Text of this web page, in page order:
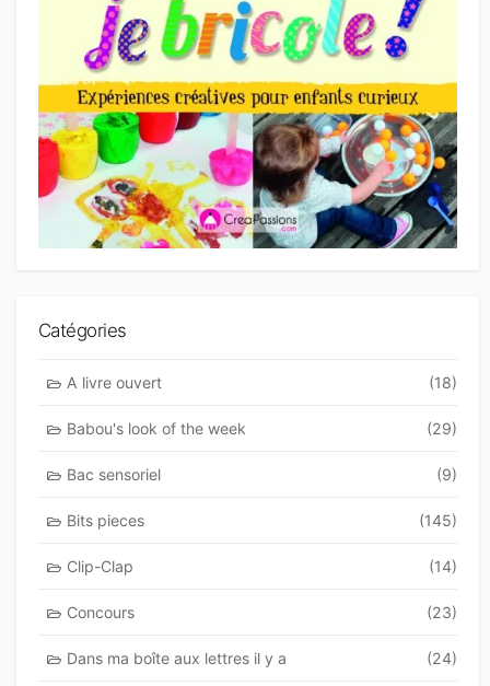
Catégories
A livre ouvert (18)
Babou's look of the week (29)
Bac sensoriel (9)
Bits pieces (145)
Clip-Clap (14)
Concours (23)
Dans ma boîte aux lettres il y a (24)